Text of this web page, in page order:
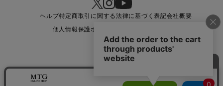
ヘルプ特定商取引に関する法律に基づく表記会社概要
個人情報保護ポリシー